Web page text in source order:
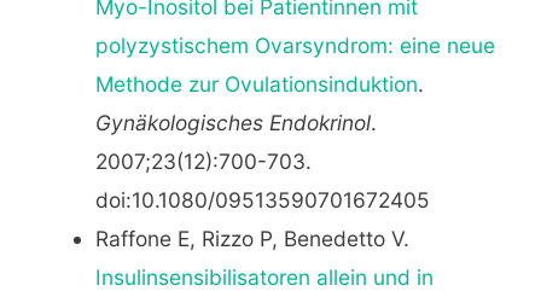
Myo-Inositol bei Patientinnen mit
polyzystischem Ovarsyndrom: eine neue
Methode zur Ovulationsinduktion.
Gynäkologisches Endokrinol.
2007;23(12):700-703.
doi:10.1080/09513590701672405
Raffone E, Rizzo P, Benedetto V.
Insulinsensibilisatoren allein und in